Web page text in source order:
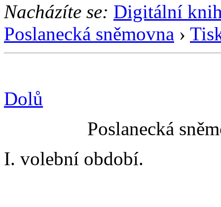
Nacházíte se: Digitální
Poslanecká sněmovna ›
Dolů
Poslanecká
I. volební období.